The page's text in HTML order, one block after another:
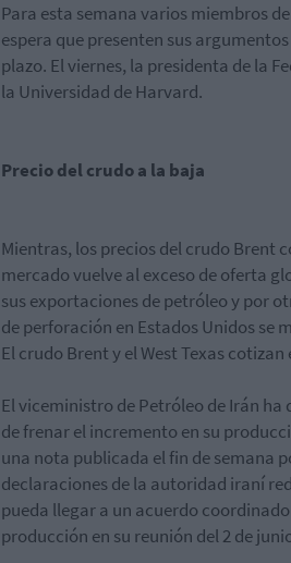
Para esta semana varios miembros
espera que presenten sus
plazo. El viernes, la presidenta de la
la Universidad de Harvard.
Precio del crudo a la baja
Mientras, los precios del crudo Brent
mercado vuelve al exceso de oferta
sus exportaciones de petróleo y por
de perforación en Estados Unidos se
El crudo Brent y el West Texas
El viceministro de Petróleo de Irán
de frenar el incremento en su
una nota publicada el fin de semana
declaraciones de la autoridad iraní
pueda llegar a un acuerdo
producción en su reunión del 2 de